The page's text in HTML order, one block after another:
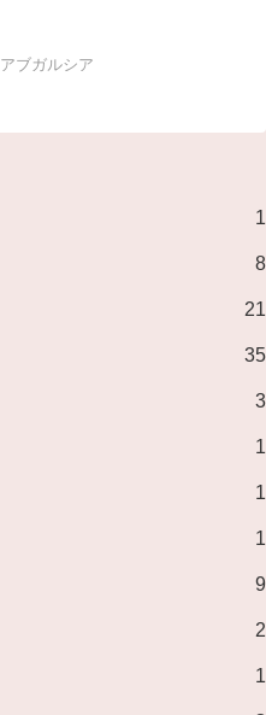
アブガルシア
1
8
21
35
3
1
1
1
9
2
1